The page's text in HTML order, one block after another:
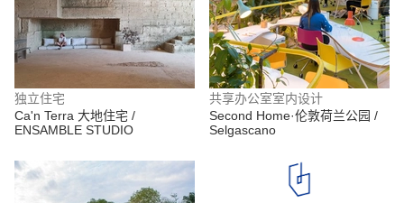
独立住宅
Ca'n Terra 大地住宅 /
ENSAMBLE STUDIO
共享办公室室内设计
Second Home·伦敦荷兰公园 /
Selgascano